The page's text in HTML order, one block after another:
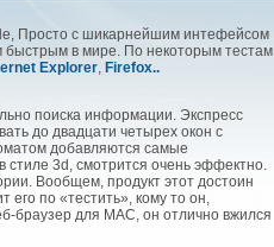
Просто с шикарнейшим интефейсом
быстрым в мире. По некоторым тестам
Explorer, Firefox..
поиска информации. Экспресс
до двадцати четырех окон с
добавляются самые
3d, смотрится очень эффектно.
Вообщем, продукт этот достоин
его по «тестить», кому то он,
браузер для MAC, он отлично вжился